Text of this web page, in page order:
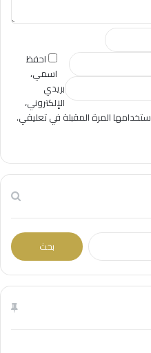
احفظ
اسمي،
بريدي
الإلكتروني،
المرة المقبلة في تعليقي.
ح
ن